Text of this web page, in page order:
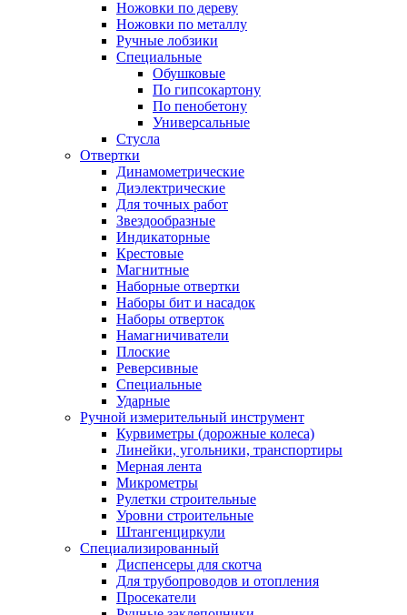
Ножовки по дереву
Ножовки по металлу
Ручные лобзики
Специальные
Обушковые
По гипсокартону
По пенобетону
Универсальные
Стусла
Отвертки
Динамометрические
Диэлектрические
Для точных работ
Звездообразные
Индикаторные
Крестовые
Магнитные
Наборные отвертки
Наборы бит и насадок
Наборы отверток
Намагничиватели
Плоские
Реверсивные
Специальные
Ударные
Ручной измерительный инструмент
Курвиметры (дорожные колеса)
Линейки, угольники, транспортиры
Мерная лента
Микрометры
Рулетки строительные
Уровни строительные
Штангенциркули
Специализированный
Диспенсеры для скотча
Для трубопроводов и отопления
Просекатели